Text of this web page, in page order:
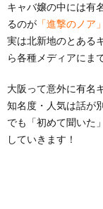
キャバ嬢の中には有
るのが 「進撃のノア」
実は北新地のとある
ら各種メディアにま
大阪って意外に有名
知名度・人気は話が
でも「初めて聞いた
していきます！